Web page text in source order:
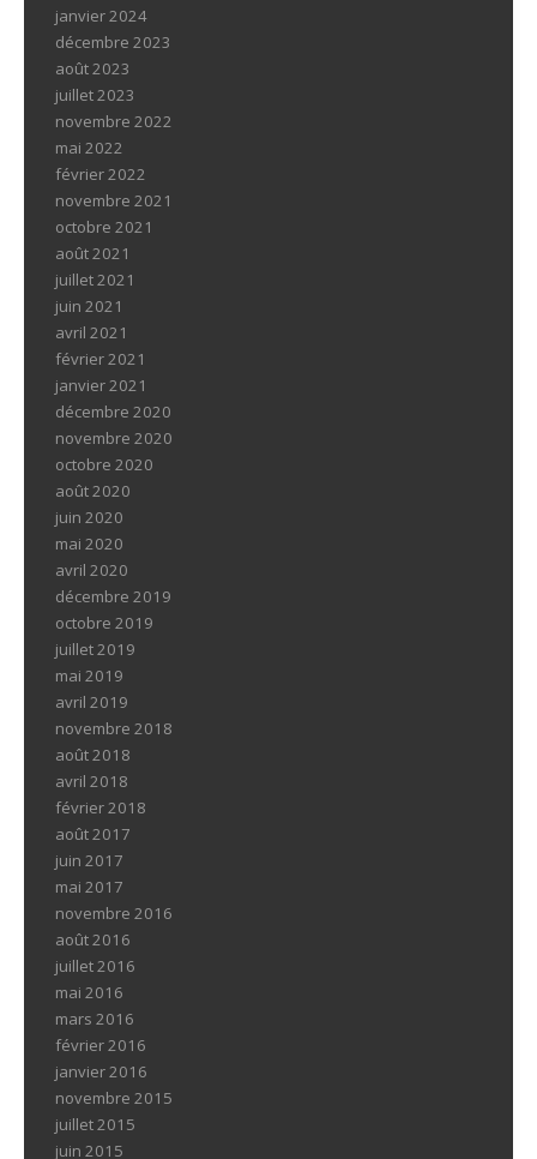
janvier 2024
décembre 2023
août 2023
juillet 2023
novembre 2022
mai 2022
février 2022
novembre 2021
octobre 2021
août 2021
juillet 2021
juin 2021
avril 2021
février 2021
janvier 2021
décembre 2020
novembre 2020
octobre 2020
août 2020
juin 2020
mai 2020
avril 2020
décembre 2019
octobre 2019
juillet 2019
mai 2019
avril 2019
novembre 2018
août 2018
avril 2018
février 2018
août 2017
juin 2017
mai 2017
novembre 2016
août 2016
juillet 2016
mai 2016
mars 2016
février 2016
janvier 2016
novembre 2015
juillet 2015
juin 2015